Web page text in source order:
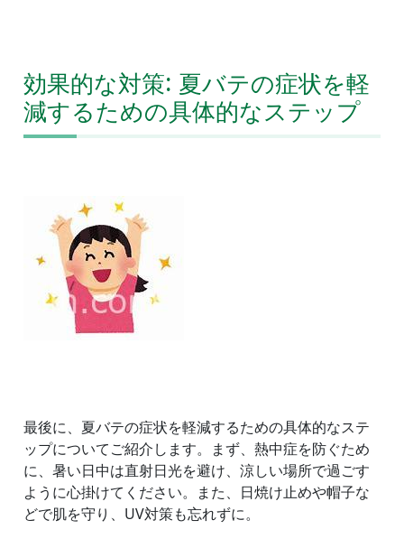
効果的な対策: 夏バテの症状を軽
減するための具体的なステップ
最後に、夏バテの症状を軽減するための具体的なステ
ップについてご紹介します。まず、熱中症を防ぐため
に、暑い日中は直射日光を避け、涼しい場所で過ごす
ように心掛けてください。また、日焼け止めや帽子な
どで肌を守り、UV対策も忘れずに。